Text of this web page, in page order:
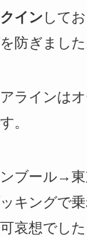
イン して
防ぎました
ラインは
。
ブール→
キングで
哀想でした